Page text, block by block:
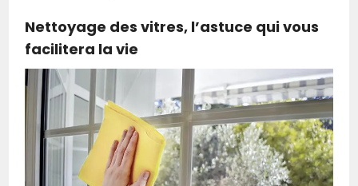
Nettoyage des vitres, l’astuce qui vous
facilitera la vie